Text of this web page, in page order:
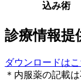
込み術
診療情報提
ダウンロードはこ
＊内服薬の記載